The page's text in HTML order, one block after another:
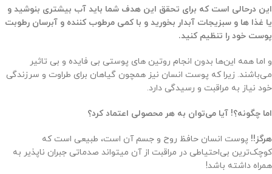
این درحالی است که برای تحقق این هدف شما باید آب بیشتری بنوشید و
یا غذا ها و سبزیجات آبدار بخورید و با کمی مرطوب کننده و آبرسان رطوبت
پوست خود را تنظیم کنید.
و اما همه این‌‌ها بدون انجام روتین های پوستی بی فایده و بی تاثیر
می‌باشند. زیرا که پوست انسان نیز همچون گیاهان برای طراوت و سرزندگی
خود نیاز به مراقبت و رسیدگی دارد.
اما چگونه؟! آیا می‌توان به هر محصولی اعتماد کرد؟
هرگز!! پوست انسان حافظ روح و جسم آن است، طبیعی است که
کوچک‌ترین بی‌احتیاطی در مراقبت از آن میتواند صدماتی جبران ناپذیر به
همراه داشته باشد!